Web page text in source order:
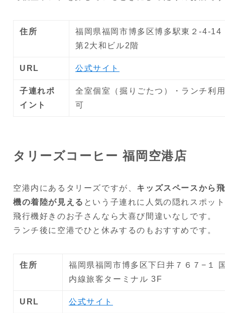
住所
福岡県福岡市博多区博多駅東２-4-14
第2大和ビル2階
URL 公式サイト
子連れポ
イント
全室個室（掘りごたつ）・ランチ利
可
タリーズコーヒー 福岡空港店
空港内にあるタリーズですが、 キッズスペースから
機の着陸が見える という子連れに人気の隠れスポッ
飛行機好きのお子さんなら大喜び間違いなしです。
ランチ後に空港でひと休みするのもおすすめです。
住所
福岡県福岡市博多区下臼井７６７−１
内線旅客ターミナル 3F
URL 公式サイト